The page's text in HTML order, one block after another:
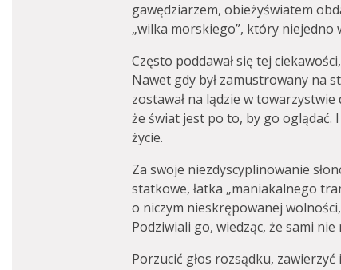
gawędziarzem, obieżyświatem
„wilka morskiego”, który niejedno
Często poddawał się tej
Nawet gdy był zamustrowany na
zostawał na lądzie w
że świat jest po to, by go oglądać.
życie.
Za swoje niezdyscyplinowanie
statkowe, łatka „maniakalnego
o niczym nieskrępowanej
Podziwiali go, wiedząc, że sami
Porzucić głos rozsądku,